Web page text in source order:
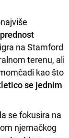
na Stamford
terenu, ali
kao što
se jednim
se fokusira na
njemačkog